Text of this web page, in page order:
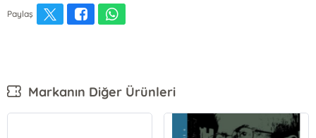
Paylaş
Markanın Diğer Ürünleri